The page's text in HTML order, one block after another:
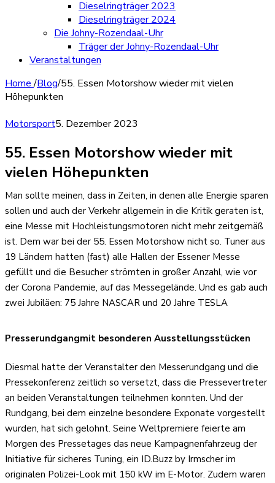
Dieselringträger 2023
Dieselringträger 2024
Die Johny-Rozendaal-Uhr
Träger der Johny-Rozendaal-Uhr
Veranstaltungen
Home/Blog/55. Essen Motorshow wieder mit vielen
Höhepunkten
Motorsport5. Dezember 2023
55. Essen Motorshow wieder mit
vielen Höhepunkten
Man sollte meinen, dass in Zeiten, in denen alle Energie sparen
sollen und auch der Verkehr allgemein in die Kritik geraten ist,
eine Messe mit Hochleistungsmotoren nicht mehr zeitgemäß
ist. Dem war bei der 55. Essen Motorshow nicht so. Tuner aus
19 Ländern hatten (fast) alle Hallen der Essener Messe
gefüllt und die Besucher strömten in großer Anzahl, wie vor
der Corona Pandemie, auf das Messegelände. Und es gab auch
zwei Jubiläen: 75 Jahre NASCAR und 20 Jahre TESLA
Presserundgangmit besonderen Ausstellungsstücken
Diesmal hatte der Veranstalter den Messerundgang und die
Pressekonferenz zeitlich so versetzt, dass die Pressevertreter
an beiden Veranstaltungen teilnehmen konnten. Und der
Rundgang, bei dem einzelne besondere Exponate vorgestellt
wurden, hat sich gelohnt. Seine Weltpremiere feierte am
Morgen des Pressetages das neue Kampagnenfahrzeug der
Initiative für sicheres Tuning, ein ID.Buzz by Irmscher im
originalen Polizei-Look mit 150 kW im E-Motor. Zudem waren